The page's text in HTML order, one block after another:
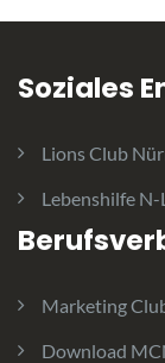
Soziales
Lions Club
Lebenshilfe N-
Marketing
Download